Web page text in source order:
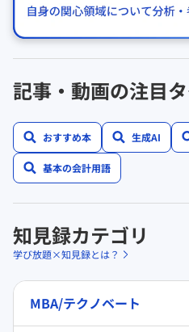
記事・動画の注目
おすすめ本 生成AI
基本の会計用語
知見録カテゴリ
学び放題×知見録とは？
MBA/テクノベート